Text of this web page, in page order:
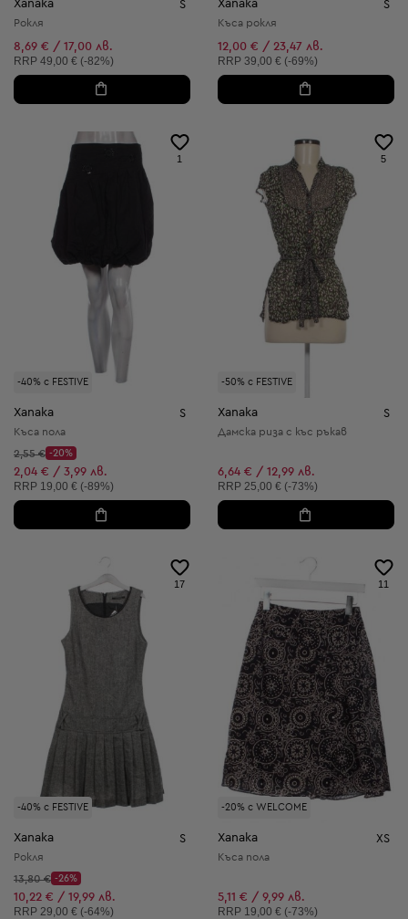
Xanaka S
Рокля
8,69 € / 17,00 лв.
Препоръчителна цена:
RRP 49,00 € (-82%)
Xanaka S
Къса рокля
12,00 € / 23,47 лв.
Препоръчителна цена:
RRP 39,00 € (-69%)
-40% с FESTIVE
1
Xanaka S
Къса пола
Начална цена:
2,55 €
Discount Price:
-20%
Намалена цена:
2,04 € / 3,99 лв.
Препоръчителна цена:
RRP 19,00 € (-89%)
-50% с FESTIVE
5
Xanaka S
Дамска риза с къс ръкав
6,64 € / 12,99 лв.
Препоръчителна цена:
RRP 25,00 € (-73%)
-40% с FESTIVE
17
Xanaka S
Рокля
Начална цена:
13,80 €
Discount Price:
-26%
Намалена цена:
10,22 € / 19,99 лв.
Препоръчителна цена:
RRP 29,00 € (-64%)
-20% с WELCOME
11
Xanaka XS
Къса пола
5,11 € / 9,99 лв.
Препоръчителна цена:
RRP 19,00 € (-73%)